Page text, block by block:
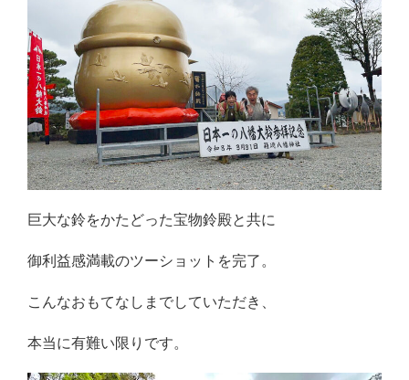
巨大な鈴をかたどった宝物鈴殿と共に
御利益感満載のツーショットを完了。
こんなおもてなしまでしていただき、
本当に有難い限りです。